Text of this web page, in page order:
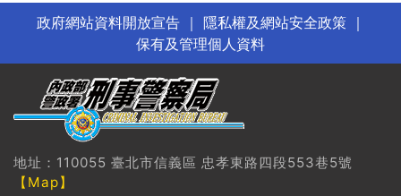
政府網站資料開放宣告｜ 隱私權及網站安全政策｜
保有及管理個人資料
地址：110055 臺北市信義區 忠孝東路四段553巷5號
【Map】